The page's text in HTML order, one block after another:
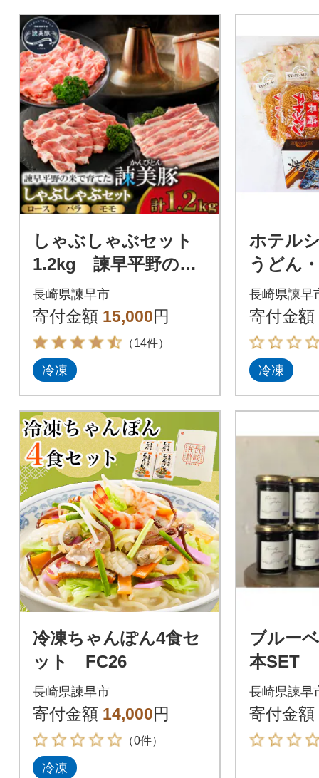
しゃぶしゃぶセット
1.2kg 諫早平野の米
で育てた諫美豚(かん
びとん)【土井農場】
長崎県諫早市
寄付金額 15,000円
（14件）
冷凍
ホテル
うどん
ット
長崎県諫早
寄付金額
冷凍
冷凍ちゃんぽん4食セ
ット FC26
長崎県諫早市
寄付金額 14,000円
（0件）
冷凍
ブルー
本SET
長崎県諫早
寄付金額